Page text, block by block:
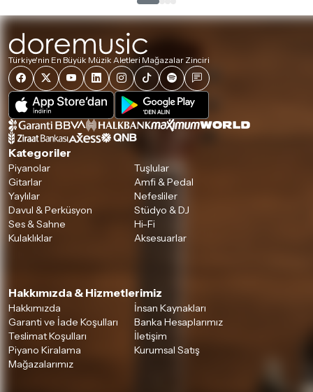
Türkiye'nin En Büyük Müzik Aletleri Mağazalar Zinciri
Kategoriler
Piyanolar
Tuşlular
Gitarlar
Amfi & Pedal
Yaylılar
Nefesliler
Davul & Perküsyon
Stüdyo & DJ
Ses & Sahne
Hi-Fi
Kulaklıklar
Aksesuarlar
Hakkımızda & Hizmetlerimiz
Hakkımızda
İnsan Kaynakları
Garanti ve İade Koşulları
Banka Hesaplarımız
Teslimat Koşulları
İletişim
Piyano Kiralama
Kurumsal Satış
Mağazalarımız